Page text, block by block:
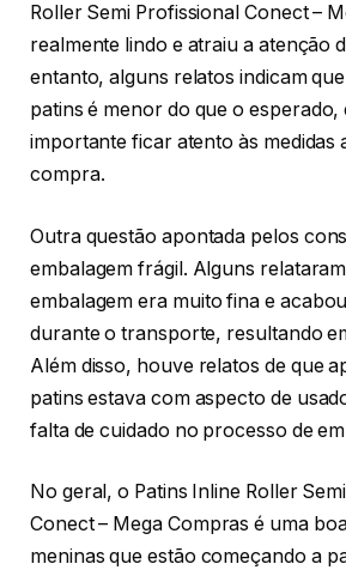
Roller Semi Profissional Conect –
realmente lindo e atraiu a atenção
entanto, alguns relatos indicam
patins é menor do que o esperado,
importante ficar atento às medidas
compra.
Outra questão apontada pelos
embalagem frágil. Alguns
embalagem era muito fina e
durante o transporte, resultando
Além disso, houve relatos de que
patins estava com aspecto de
falta de cuidado no processo de
No geral, o Patins Inline Roller
Conect – Mega Compras é uma
meninas que estão começando a